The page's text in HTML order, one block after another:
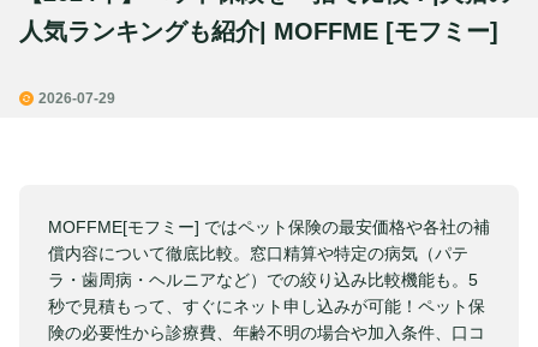
人気ランキングも紹介| MOFFME [モフミー]
2026-07-29
MOFFME[モフミー] ではペット保険の最安価格や各社の補
償内容について徹底比較。窓口精算や特定の病気（パテ
ラ・歯周病・ヘルニアなど）での絞り込み比較機能も。5
秒で見積もって、すぐにネット申し込みが可能！ペット保
険の必要性から診療費、年齢不明の場合や加入条件、口コ